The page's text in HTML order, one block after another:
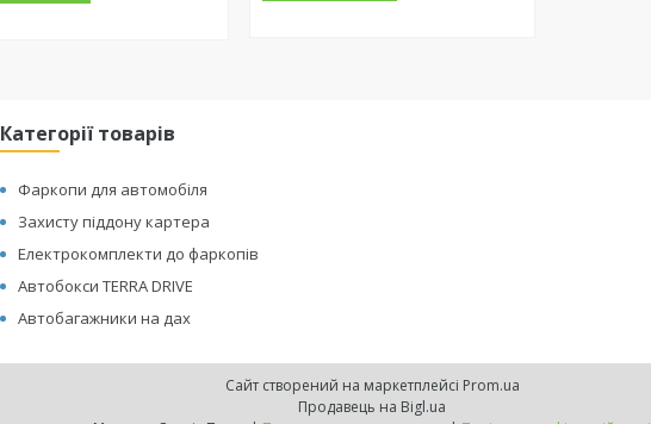
Категорії товарів
Фаркопи для автомобіля
Захисту піддону картера
Електрокомплекти до фаркопів
Автобокси TERRA DRIVE
Автобагажники на дах
Сайт створений на маркетплейсі Prom.ua
Продавець на Bigl.ua